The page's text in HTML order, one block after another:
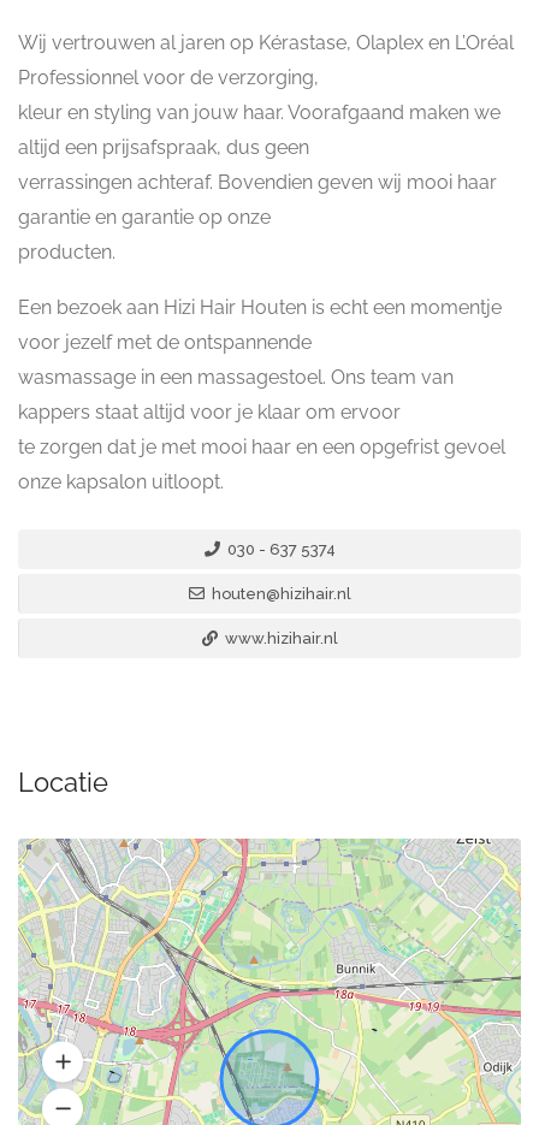
Wij vertrouwen al jaren op Kérastase, Olaplex en L’Oréal
Professionnel voor de verzorging,
kleur en styling van jouw haar. Voorafgaand maken we
altijd een prijsafspraak, dus geen
verrassingen achteraf. Bovendien geven wij mooi haar
garantie en garantie op onze
producten.
Een bezoek aan Hizi Hair Houten is echt een momentje
voor jezelf met de ontspannende
wasmassage in een massagestoel. Ons team van
kappers staat altijd voor je klaar om ervoor
te zorgen dat je met mooi haar en een opgefrist gevoel
onze kapsalon uitloopt.
030 - 637 5374
houten@hizihair.nl
www.hizihair.nl
Locatie